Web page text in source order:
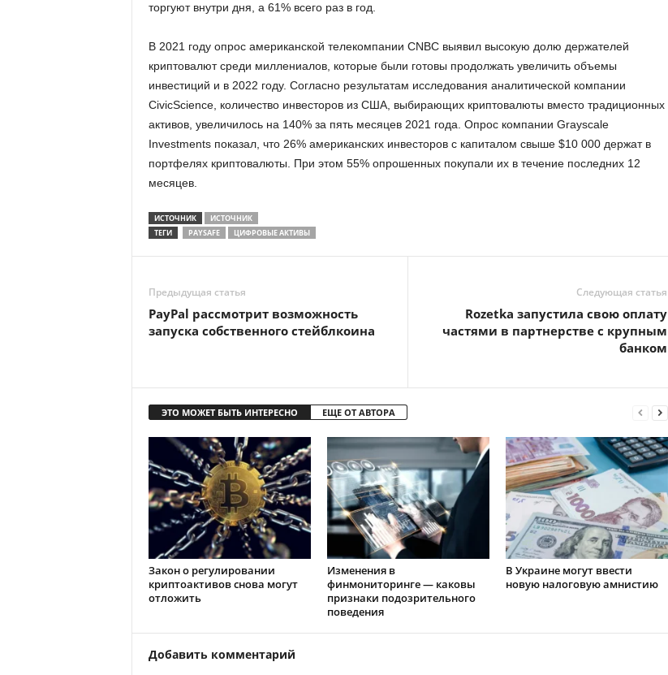
торгуют внутри дня, а 61% всего раз в год.
В 2021 году опрос американской телекомпании CNBC выявил высокую долю держателей
криптовалют среди миллениалов, которые были готовы продолжать увеличить объемы
инвестиций и в 2022 году. Согласно результатам исследования аналитической компании
CivicScience, количество инвесторов из США, выбирающих криптовалюты вместо традиционных
активов, увеличилось на 140% за пять месяцев 2021 года. Опрос компании Grayscale
Investments показал, что 26% американских инвесторов с капиталом свыше $10 000 держат в
портфелях криптовалюты. При этом 55% опрошенных покупали их в течение последних 12
месяцев.
ИСТОЧНИК
ИСТОЧНИК
ТЕГИ
PAYSAFE ЦИФРОВЫЕ АКТИВЫ
Предыдущая статья
PayPal рассмотрит возможность
запуска собственного стейблкоина
Следующая статья
Rozetka запустила свою оплату
частями в партнерстве с крупным
банком
ЭТО МОЖЕТ БЫТЬ ИНТЕРЕСНО ЕЩЕ ОТ АВТОРА
Закон о регулировании
криптоактивов снова могут
отложить
Изменения в
финмониторинге — каковы
признаки подозрительного
поведения
В Украине могут ввести
новую налоговую амнистию
Добавить комментарий